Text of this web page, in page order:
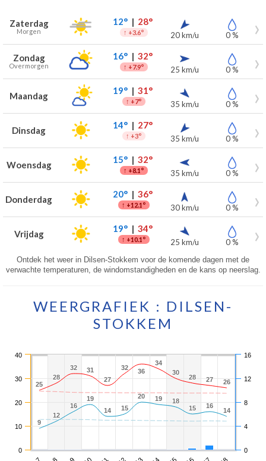
Weersverwachting voor Dilsen-Stokkem voor de komende 7 dagen
Dag Weer Temperaturen Wind Neerslag
Zaterdag
Morgen
12°| 28°
↑ +3.6° 20 km/u 0 %
Zondag
Overmorgen
16°| 32°
↑ +7.9° 25 km/u 0 %
Maandag 19°| 31°
↑ +7° 35 km/u 0 %
Dinsdag 14°| 27°
↑ +3° 35 km/u 0 %
Woensdag 15°| 32°
↑ +8.1° 35 km/u 0 %
Donderdag 20°| 36°
↑ +12.1° 30 km/u 0 %
Vrijdag 19°| 34°
↑ +10.1° 25 km/u 0 %
Ontdek het weer in Dilsen-Stokkem voor de komende dagen met de
verwachte temperaturen, de windomstandigheden en de kans op neerslag.
WEERGRAFIEK : DILSEN-
STOKKEM
25
25
28
28
32
32 31
31
27
27
32
32 36
36
34
34
30
30
28
28 27
27 26
26
9
9
12
12
16
16
19
19
14
14 15
15
20
20 19
19 18
18
15
15 16
16
14
14
0
10
20
30
40
0
4
8
12
16